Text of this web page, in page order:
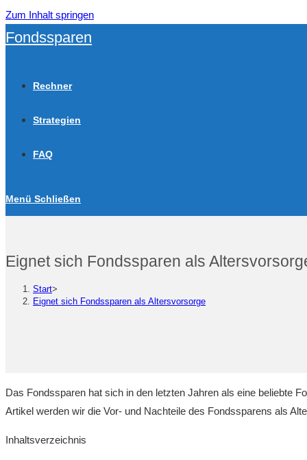
Zum Inhalt springen
Fondssparen
Rechner
Strategien
FAQ
Menü Schließen
Eignet sich Fondssparen als
Start>
Eignet sich Fondssparen als Altersvorsorge
Das Fondssparen hat⁤ sich in ‍den letzten Jahren als eine beliebte‍
⁣Artikel werden wir die Vor- und Nachteile des Fondssparens als
Inhaltsverzeichnis